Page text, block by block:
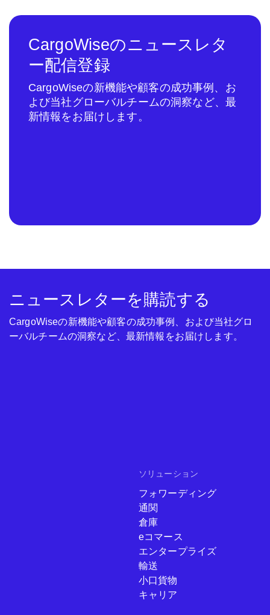
CargoWiseのニュースレタ
ー配信登録
CargoWiseの新機能や顧客の成功事例、お
よび当社グローバルチームの洞察など、最
新情報をお届けします。
ソリューション
フォワーディング
通関
倉庫
eコマース
エンタープライズ
輸送
小口貨物
キャリア
ニュースレターを購読する
CargoWiseの新機能や顧客の成功事例、および当社グロ
ーバルチームの洞察など、最新情報をお届けします。